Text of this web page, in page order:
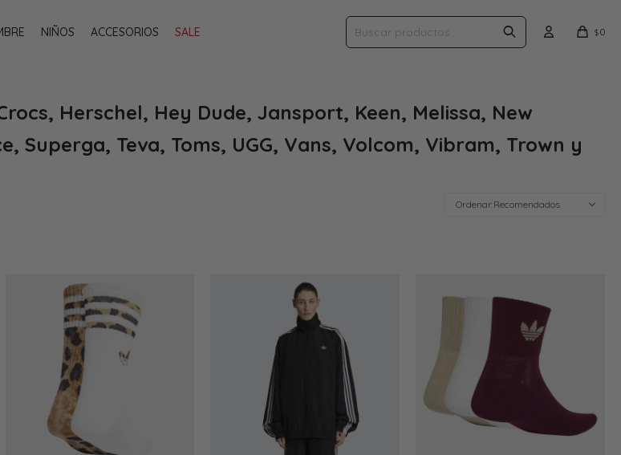
NIÑOS ACCESORIOS SALE $0
Herschel, Hey Dude, Jansport, Keen, Melissa, New
Superga, Teva, Toms, UGG, Vans, Volcom, Vibram, Trown y
Recomendados